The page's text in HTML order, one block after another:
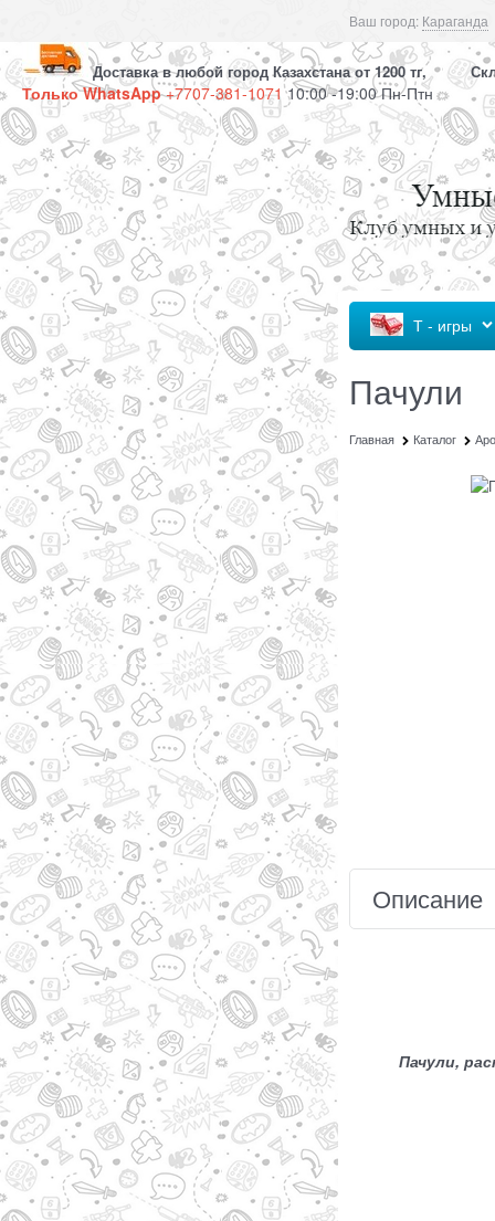
Ваш город: Караганда
Доставка в любой город Казахстана от 1200 тг,
Только WhatsApp+7707-381-107110:00 -19:00 Пн-Птн
Т - игры
Пачули
Главная Каталог
Описание
Пачули,